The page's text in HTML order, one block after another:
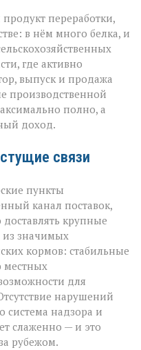
переработки,
в нём много белка, и
где активно
выпуск и продажа
производственной
полно, а
доход.
связи
пункты
канал поставок,
крупные
из значимых
кормов: стабильные
местных
для
нарушений
система надзора и
слаженно — и это
рубежом.